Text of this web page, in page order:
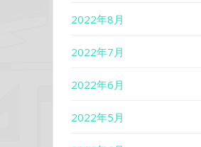
2022年8月
2022年7月
2022年6月
2022年5月